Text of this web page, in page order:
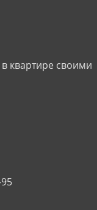
квартире своими